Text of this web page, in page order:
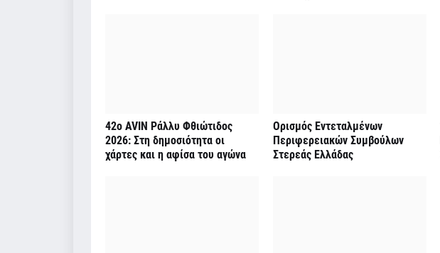
42ο AVIN Ράλλυ Φθιώτιδος
2026: Στη δημοσιότητα οι
χάρτες και η αφίσα του αγώνα
Ορισμός Εντεταλμένων
Περιφερειακών Συμβούλων
Στερεάς Ελλάδας